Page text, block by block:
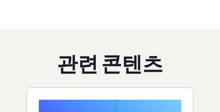
관련 콘텐츠